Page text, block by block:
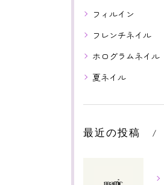
フィルイン
フレンチネイル
ホログラムネイル
夏ネイル
最近の投稿